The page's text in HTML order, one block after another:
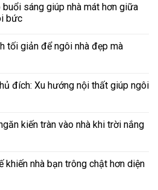
sáng giúp nhà mát hơn giữa
bức
tối giản để ngôi nhà đẹp mà
đích: Xu hướng nội thất giúp ngôi
kiến tràn vào nhà khi trời nắng
khiến nhà bạn trông chật hơn diện